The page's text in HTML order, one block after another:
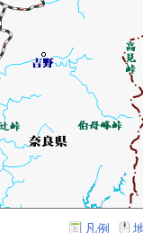
凡例